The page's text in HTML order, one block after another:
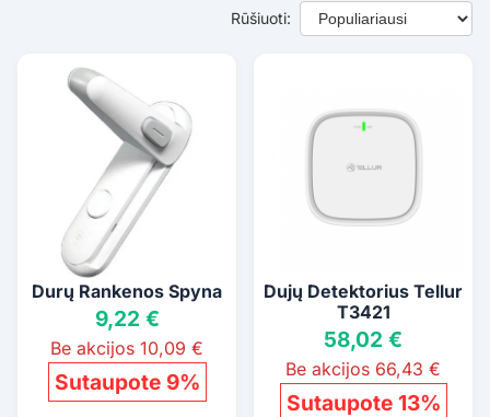
Rūšiuoti:
Durų Rankenos Spyna
9,22 €
Be akcijos 10,09 €
Sutaupote 9%
Dujų Detektorius Tellur
T3421
58,02 €
Be akcijos 66,43 €
Sutaupote 13%